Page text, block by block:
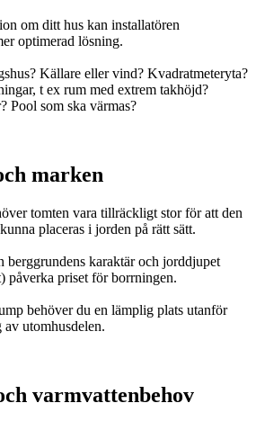
om ditt hus kan installatören
optimerad lösning.
Källare eller vind? Kvadratmeteryta?
t ex rum med extrem takhöjd?
Pool som ska värmas?
marken
tomten vara tillräckligt stor för att den
placeras i jorden på rätt sätt.
berggrundens karaktär och jorddjupet
påverka priset för borrningen.
behöver du en lämplig plats utanför
utomhusdelen.
varmvattenbehov